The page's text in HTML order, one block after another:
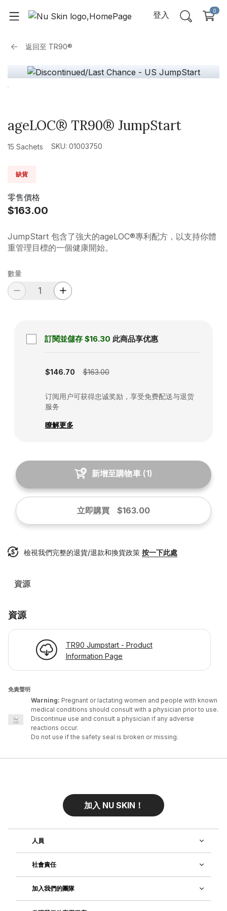
登入 0
返回至 TR90®
ageLOC® TR90® JumpStart
15 Sachets SKU: 01003750
缺貨
零售價格
$163.00
JumpStart 包含了強大的ageLOC®專利配方，以支持你體
重管理目標的一個健康開始。
數量
訂閱並儲存 $16.30 此商品享优惠
$146.70 $163.00
订阅用户可获得忠诚奖励，享受免费配送与退货
服务
瞭解更多
新增至購物車(1)
立即購買 $163.00
檢視我們完整的退貨/退款和換貨政策 按一下此處
資源
資源
TR90 Jumpstart - Product
Information Page
免責聲明
Warning: Pregnant or lactating women and people with known
medical conditions should consult with a physician prior to use.
Discontinue use and consult a physician if any adverse
reactions occur.
Do not use if the safety seal is broken or missing.
加入 NU SKIN！
人員
社會責任
加入我們的團隊